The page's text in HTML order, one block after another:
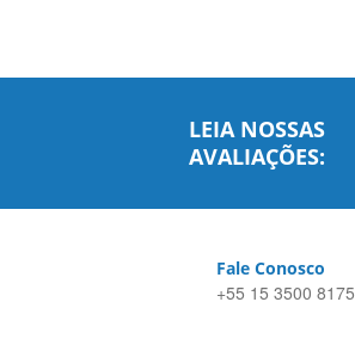
LEIA NOSSAS
AVALIAÇÕES:
Fale Conosco
+55 15 3500 8175